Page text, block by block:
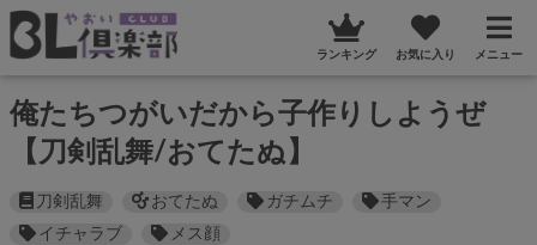
ランキング お気に入り メニュー
俺たちつがいだから子作りしようぜ
【刀剣乱舞/おてたぬ】
刀剣乱舞 おてたぬ ガチムチ
手マン
イチャラブ
メス顔